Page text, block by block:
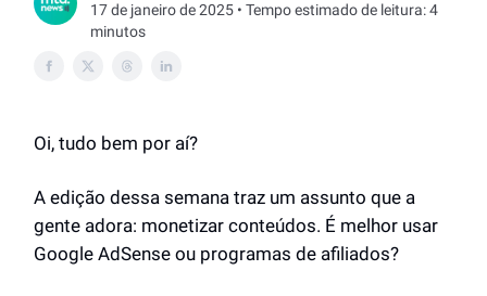
17 de janeiro de 2025 • Tempo estimado de leitura: 4
minutos
Oi, tudo bem por aí?
A edição dessa semana traz um assunto que a
gente adora: monetizar conteúdos. É melhor usar
Google AdSense ou programas de afiliados?